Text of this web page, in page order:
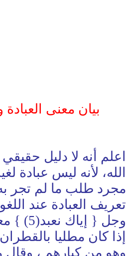
بيان معنى
اعلم أنه لا دليل
الله، لأنه ليس عبادة
مجرد طلب ما لم تجر به
وجل {
وهو من كبارهم ، وقال